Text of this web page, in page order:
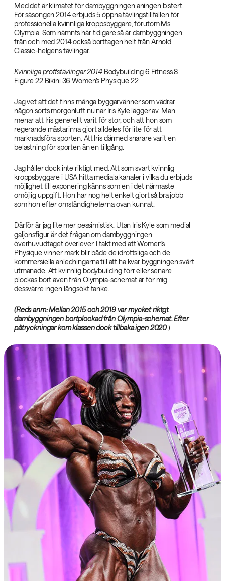
Med det är klimatet för dambyggningen aningen bistert.
För säsongen 2014 erbjuds 5 öppna tävlingstillfällen för
professionella kvinnliga kroppsbyggare, förutom Ms
Olympia. Som nämnts här tidigare så är dambyggningen
från och med 2014 också borttagen helt från Arnold
Classic-helgens tävlingar.
Kvinnliga proffstävlingar 2014‌Bodybuilding 6 Fitness 8
Figure 22 Bikini 36 Women’s Physique 22
Jag vet att det finns många byggarvänner som vädrar
någon sorts morgonluft nu när Iris Kyle lägger av. Man
menar att Iris generellt varit för stor, och att hon som
regerande mästarinna gjort alldeles för lite för att
marknadsföra sporten. Att Iris därmed snarare varit en
belastning för sporten än en tillgång.
Jag håller dock inte riktigt med. Att som svart kvinnlig
kroppsbyggare i USA hitta mediala kanaler i vilka du erbjuds
möjlighet till exponering känns som en i det närmaste
omöjlig uppgift. Hon har nog helt enkelt gjort så bra jobb
som hon efter omständigheterna ovan kunnat.
Därför är jag lite mer pessimistisk. Utan Iris Kyle som medial
galjonsfigur är det frågan om dambyggningen
överhuvudtaget överlever. I takt med att Women’s
Physique vinner mark blir både de idrottsliga och de
kommersiella anledningarna till att ha kvar byggningen svårt
utmanade. Att kvinnlig bodybuilding förr eller senare
plockas bort även från Olympia-schemat är för mig
dessvärre ingen långsökt tanke.
(Reds anm: Mellan 2015 och 2019 var mycket riktgt
dambyggningen bortplockad från Olympia-schemat. Efter
påtryckningar kom klassen dock tillbaka igen 2020.)